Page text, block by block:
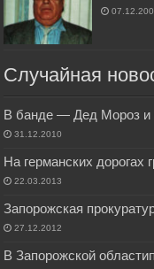
Случайная
В банде — Дед Мороз и
31.12.2010
На германских дорогах
22.03.2013
Запорожская
27.12.2012
В Запорожской